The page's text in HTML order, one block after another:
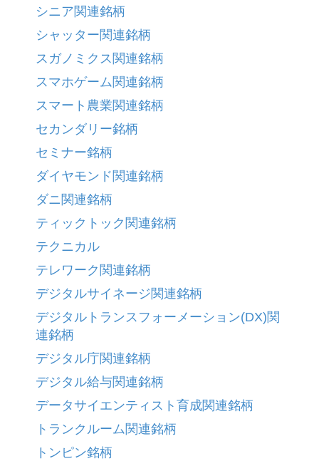
シニア関連銘柄
シャッター関連銘柄
スガノミクス関連銘柄
スマホゲーム関連銘柄
スマート農業関連銘柄
セカンダリー銘柄
セミナー銘柄
ダイヤモンド関連銘柄
ダニ関連銘柄
ティックトック関連銘柄
テクニカル
テレワーク関連銘柄
デジタルサイネージ関連銘柄
デジタルトランスフォーメーション(DX)関
連銘柄
デジタル庁関連銘柄
デジタル給与関連銘柄
データサイエンティスト育成関連銘柄
トランクルーム関連銘柄
トンピン銘柄